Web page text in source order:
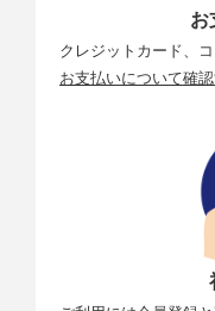
お
クレジットカード、
お支払いについて確